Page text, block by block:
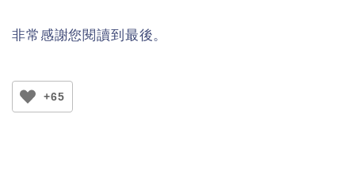
非常感謝您閱讀到最後。
+65